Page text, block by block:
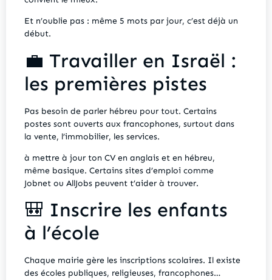
Et n’oublie pas : même 5 mots par jour, c’est déjà un
début.
💼 Travailler en Israël :
les premières pistes
Pas besoin de parler hébreu pour tout. Certains
postes sont ouverts aux francophones, surtout dans
la vente, l’immobilier, les services.
à mettre à jour ton CV en anglais et en hébreu,
même basique. Certains sites d’emploi comme
Jobnet ou AllJobs peuvent t’aider à trouver.
🎒 Inscrire les enfants
à l’école
Chaque mairie gère les inscriptions scolaires. Il existe
des écoles publiques, religieuses, francophones…